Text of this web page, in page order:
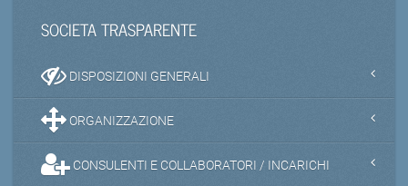
SOCIETA TRASPARENTE
DISPOSIZIONI GENERALI
ORGANIZZAZIONE
CONSULENTI E COLLABORATORI / INCARICHI